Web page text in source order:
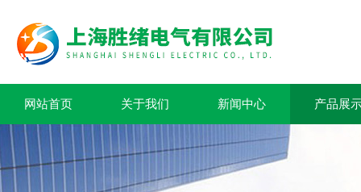
网站首页 关于我们 新闻中心 产品展